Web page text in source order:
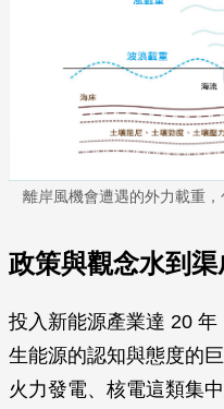
離岸風機會遭遇的外力載重
政策與觀念水到
投入新能源產業達 20
生能源的認知與態度的
火力發電、核電這類集